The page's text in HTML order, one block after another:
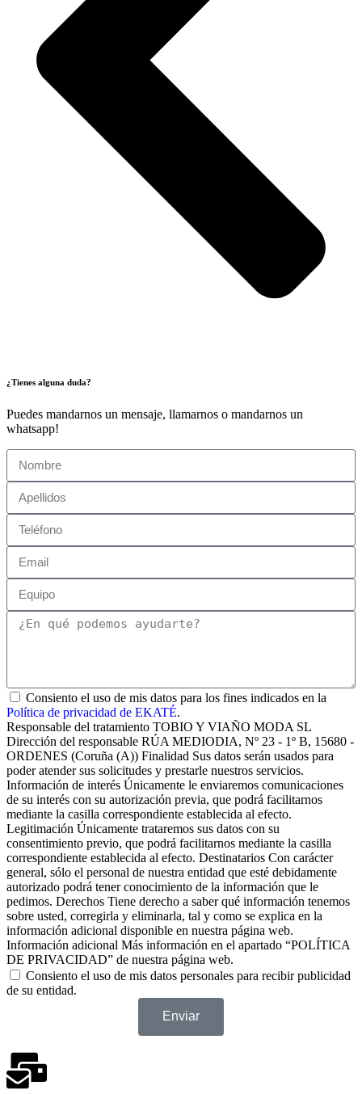
¿Tienes alguna duda?
Puedes mandarnos un mensaje, llamarnos o mandarnos un
whatsapp!
Consiento el uso de mis datos para los fines indicados en la
Política de privacidad de EKATÉ.
Responsable del tratamiento TOBIO Y VIAÑO MODA SL
Dirección del responsable RÚA MEDIODIA, Nº 23 - 1º B, 15680 -
ORDENES (Coruña (A)) Finalidad Sus datos serán usados para
poder atender sus solicitudes y prestarle nuestros servicios.
Información de interés Únicamente le enviaremos comunicaciones
de su interés con su autorización previa, que podrá facilitarnos
mediante la casilla correspondiente establecida al efecto.
Legitimación Únicamente trataremos sus datos con su
consentimiento previo, que podrá facilitarnos mediante la casilla
correspondiente establecida al efecto. Destinatarios Con carácter
general, sólo el personal de nuestra entidad que esté debidamente
autorizado podrá tener conocimiento de la información que le
pedimos. Derechos Tiene derecho a saber qué información tenemos
sobre usted, corregirla y eliminarla, tal y como se explica en la
información adicional disponible en nuestra página web.
Información adicional Más información en el apartado “POLÍTICA
DE PRIVACIDAD” de nuestra página web.
Consiento el uso de mis datos personales para recibir publicidad
de su entidad.
Enviar